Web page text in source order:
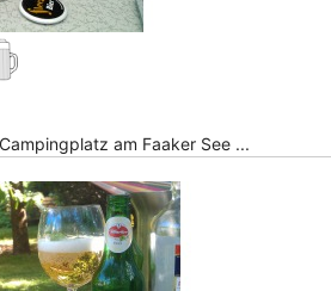
am Faaker See ...